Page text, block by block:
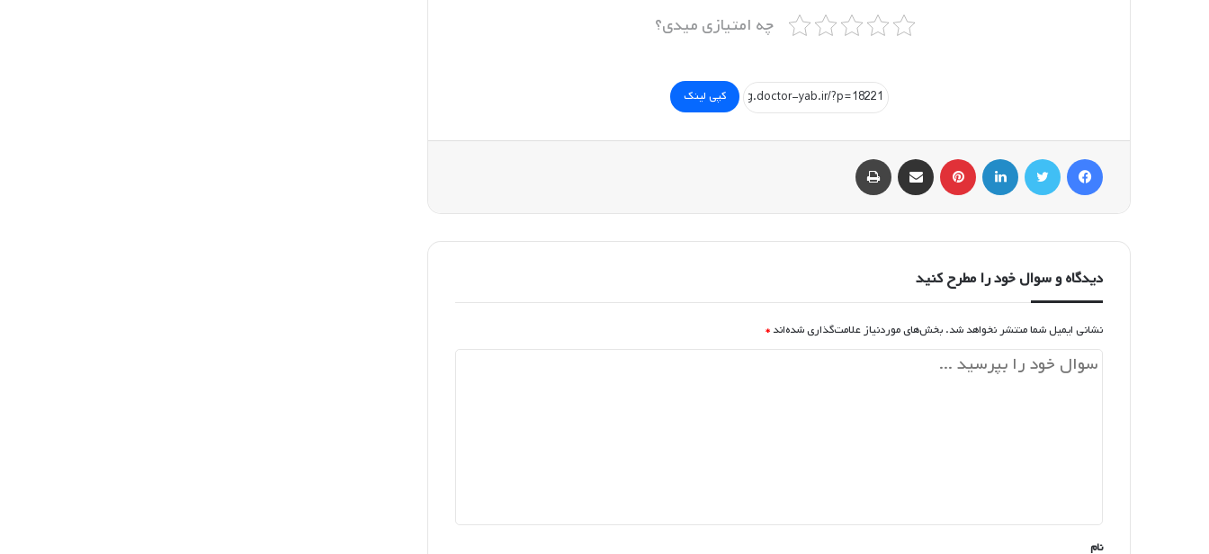
چه امتیازی میدی؟
کپی لینک
فیسبوک توییتر لینکداین پینتریست اشتراک گذاری با ایمیل
دیدگاه و سوال خود را مطرح کنید
نشانی ایمیل شما منتشر نخواهد شد. بخش‌های موردنیاز علامت‌گذاری شده‌اند *
*
نام